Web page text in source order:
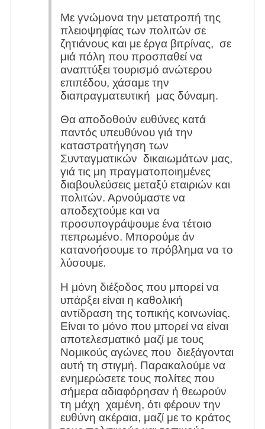
Με γνώμονα την μετατροπή της
πλειοψηφίας των πολιτών σε
ζητιάνους και με έργα βιτρίνας, σε
μιά πόλη που προσπαθεί να
αναπτύξει τουρισμό ανώτερου
επιπέδου, χάσαμε την
διαπραγματευτική μας δύναμη.
Θα αποδοθούν ευθύνες κατά
παντός υπευθύνου γιά την
καταστρατήγηση των
Συνταγματικών δικαιωμάτων μας,
γιά τις μη πραγματοποιημένες
διαβουλεύσεις μεταξύ εταιριών και
πολιτών. Αρνούμαστε να
αποδεχτούμε και να
προσυπογράψουμε ένα τέτοιο
πεπρωμένο. Μπορούμε άν
κατανοήσουμε το πρόβλημα να το
λύσουμε.
Η μόνη διέξοδος που μπορεί να
υπάρξει είναι η καθολική
αντίδραση της τοπικής κοινωνίας.
Είναι το μόνο που μπορεί να είναι
αποτελεσματικό μαζί με τους
Νομικούς αγώνες που διεξάγονται
αυτή τη στιγμή. Παρακαλούμε να
ενημερώσετε τους πολίτες που
σήμερα αδιαφόρησαν ή θεωρούν
τη μάχη χαμένη, ότι φέρουν την
ευθύνη ακέραια, μαζί με το κράτος